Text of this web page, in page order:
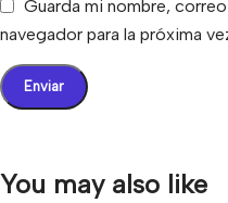
Guarda mi nombre,
navegador para la próxima
You may also like